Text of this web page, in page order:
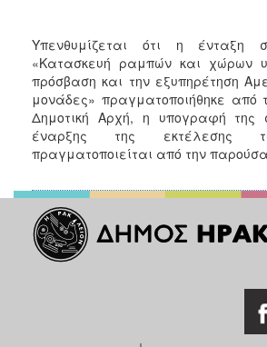
Υπενθυμίζεται ότι η ένταξη
«Κατασκευή ραμπών και χώρων
πρόσβαση και την εξυπηρέτηση
μονάδες» πραγματοποιήθηκε από
Δημοτική Αρχή, η υπογραφή της
έναρξης της εκτέλεσης
πραγματοποιείται από την